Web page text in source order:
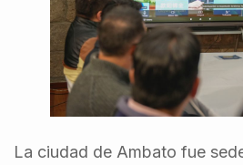
La ciudad de Ambato fue